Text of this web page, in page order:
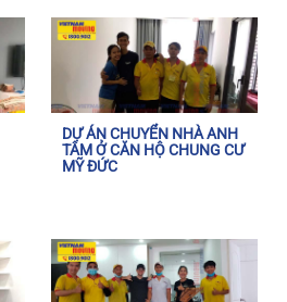
DỰ ÁN CHUYỂN NHÀ ANH
TÂM Ở CĂN HỘ CHUNG CƯ
MỸ ĐỨC